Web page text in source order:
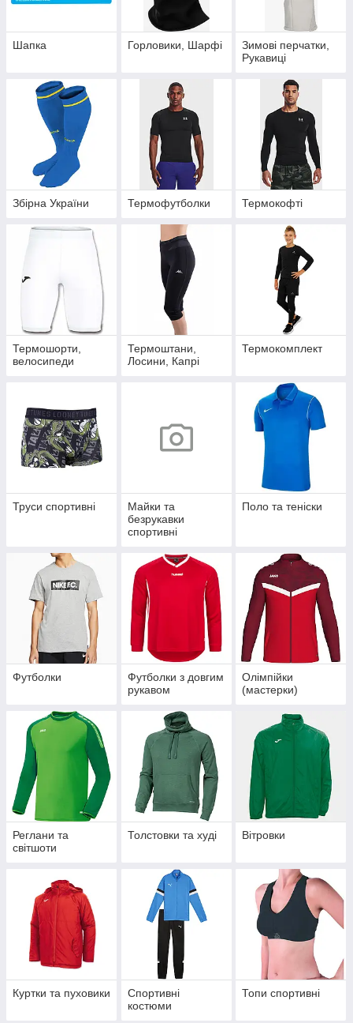
Шапка Горловики, Шарфі
Зимові перчатки,
Рукавиці
Збірна України Термофутболки Термокофті
Термошорти,
велосипеди
Термоштани,
Лосини, Капрі
Термокомплект
Труси спортивні
Майки та
безрукавки
спортивні
Поло та теніски
Футболки
Футболки з довгим
рукавом
Олімпійки
(мастерки)
Реглани та
світшоти
Толстовки та худі Вітровки
Куртки та пуховики
Спортивні
костюми
Топи спортивні